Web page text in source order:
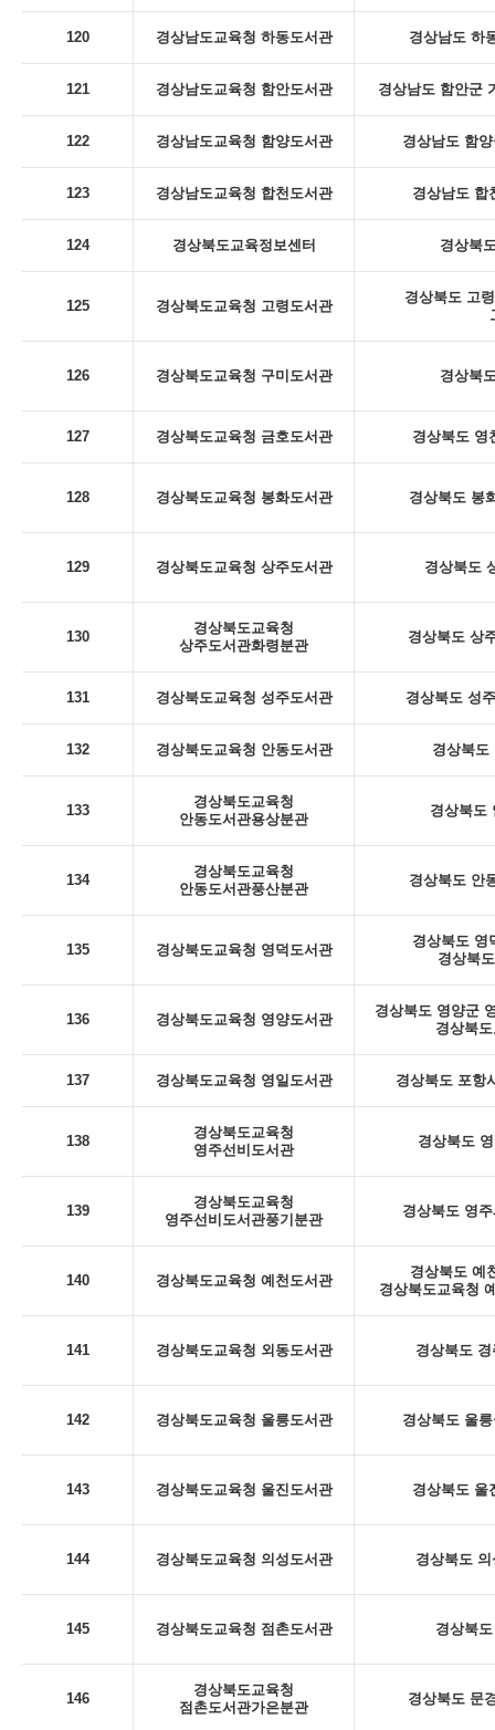
120 경상남도교육청 하동도서관 경상남도 하
121 경상남도교육청 함안도서관 경상남도 함안군
122 경상남도교육청 함양도서관 경상남도 함
123 경상남도교육청 합천도서관 경상남도 합
124 경상북도교육정보센터 경상북
125 경상북도교육청 고령도서관
경상북도 고
126 경상북도교육청 구미도서관 경상북
127 경상북도교육청 금호도서관 경상북도 영
128 경상북도교육청 봉화도서관 경상북도 봉
129 경상북도교육청 상주도서관 경상북도
130
경상북도교육청
상주도서관화령분관
경상북도 상
131 경상북도교육청 성주도서관 경상북도 성
132 경상북도교육청 안동도서관 경상북도
133
경상북도교육청
안동도서관용상분관
경상북도
134
경상북도교육청
안동도서관풍산분관
경상북도 안
135 경상북도교육청 영덕도서관
경상북도 영
경상북
136 경상북도교육청 영양도서관
경상북도 영양군
경상북
137 경상북도교육청 영일도서관 경상북도 포항
138
경상북도교육청
영주선비도서관
경상북도
139
경상북도교육청
영주선비도서관풍기분관
경상북도 영
140 경상북도교육청 예천도서관
경상북도 예
경상북도교육청
141 경상북도교육청 외동도서관 경상북도
142 경상북도교육청 울릉도서관 경상북도 울
143 경상북도교육청 울진도서관 경상북도 울
144 경상북도교육청 의성도서관 경상북도
145 경상북도교육청 점촌도서관 경상북
146
경상북도교육청
점촌도서관가은분관
경상북도 문